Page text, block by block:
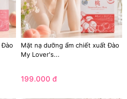
Mặt nạ dưỡng ẩm chiết xuất Đào
My Lover's...
199.000 đ